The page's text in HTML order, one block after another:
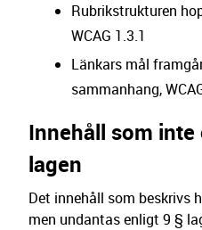
Rubrikstrukturen
WCAG 1.3.1
Länkars mål
sammanhang,
Innehåll som
lagen
Det innehåll som beskrivs
men undantas enligt 9 §